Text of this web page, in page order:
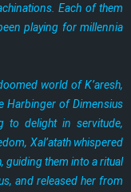
Each of them
playing for millennia
world of K’aresh,
Harbinger of Dimensius
to delight in servitude,
Xal’atath whispered
guiding them into a ritual
and released her from